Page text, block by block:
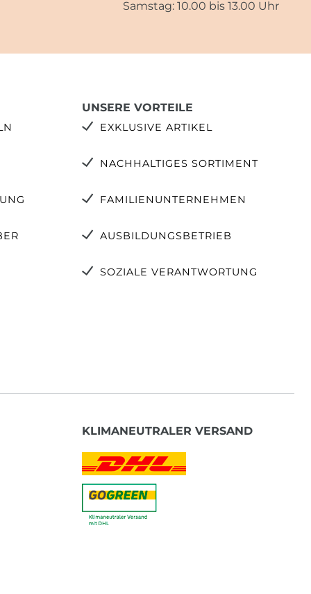
Samstag: 10.00 bis 13.00 Uhr
UNSERE VORTEILE
EXKLUSIVE ARTIKEL
NACHHALTIGES SORTIMENT
FAMILIENUNTERNEHMEN
AUSBILDUNGSBETRIEB
SOZIALE VERANTWORTUNG
KLIMANEUTRALER VERSAND